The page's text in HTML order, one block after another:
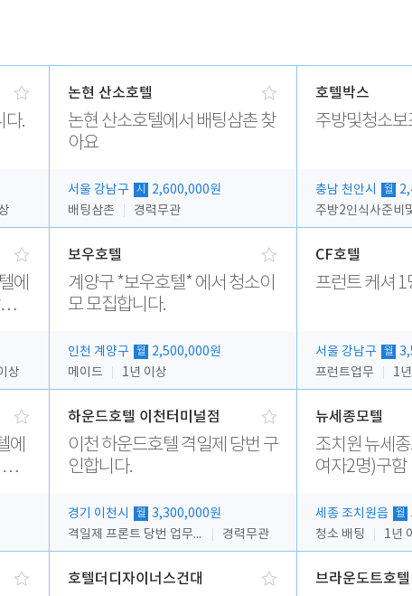
다.
논현 산소호텔
논현 산소호텔에서 배팅삼촌 찾
아요
서울 강남구 시
2,600,000원
배팅삼촌
경력무관
호텔박스
주방및청소보
충남 천안시 월
에
상
보우호텔
계양구 *보우호텔* 에서 청소이
모 모집합니다.
인천 계양구 월
2,500,000원
메이드
1년 이상
CF호텔
프런트 케셔
서울 강남구 월
프런트업무
1
에
하운드호텔 이천터미널점
이천 하운드호텔 격일제 당번 구
인합니다.
경기 이천시 월
3,300,000원
격일제 프론트 당번 업무로 주차 및 객실 점검
경력무관
뉴세종모텔
조치원 뉴세
여자2명)구함
세종 조치원읍 월
청소 배팅
1년
호텔더디자이너스건대 브라운도트호